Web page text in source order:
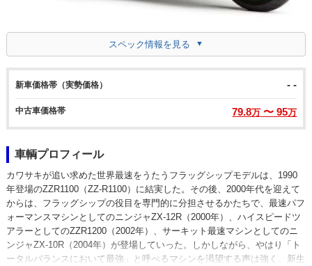
スペック情報を見る
新車価格帯（実勢価格） - -
中古車価格帯 79.8万 〜 95万
車輌プロフィール
カワサキが追い求めた世界最速をうたうフラッグシップモデルは、1990
年登場のZZR1100（ZZ-R1100）に結実した。その後、2000年代を迎えて
からは、フラッグシップの役目を専門的に分担させるかたちで、最速パフ
ォーマンスマシンとしてのニンジャZX-12R（2000年）、ハイスピードツ
アラーとしてのZZR1200（2002年）、サーキット最速マシンとしてのニ
ンジャZX-10R（2004年）が登場していった。しかしながら、やはり「ト
ータルバランスにおいて最強」と呼べるマシンを渇望する声は強く、新生